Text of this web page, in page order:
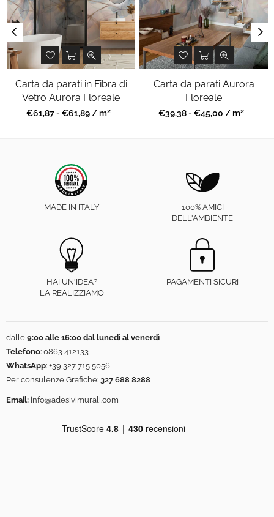
Carta da parati in Fibra di
Vetro Aurora Floreale
Prezzo
€61,87 - €61,89 / m2
Carta da parati Aurora
Floreale
Prezzo
€39,38 - €45,00 / m2
MADE IN ITALY
100% AMICI
DELL'AMBIENTE
HAI UN'IDEA?
LA REALIZZIAMO
PAGAMENTI SICURI
dalle 9:00 alle 16:00 dal lunedì al venerdì
Telefono: 0863 412133
WhatsApp: +39 327 715 5056
Per consulenze Grafiche: 327 688 8288
Email: info@adesivimurali.com